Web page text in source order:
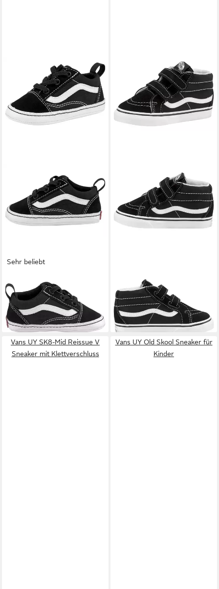
Sehr beliebt
VANS
IN Old Skool Crib
Sneaker mit klassischer Logo-
Flag und Glitzer
26,99 € UVP35,00 €
-23%
TD SK8-Mid Reissue V
Sneaker mit Klettverschluss
für Kleinkinder
49,95 €
Vans UY SK8-Mid Reissue V
Sneaker mit Klettverschluss
Vans UY Old Skool Sneaker für
Kinder